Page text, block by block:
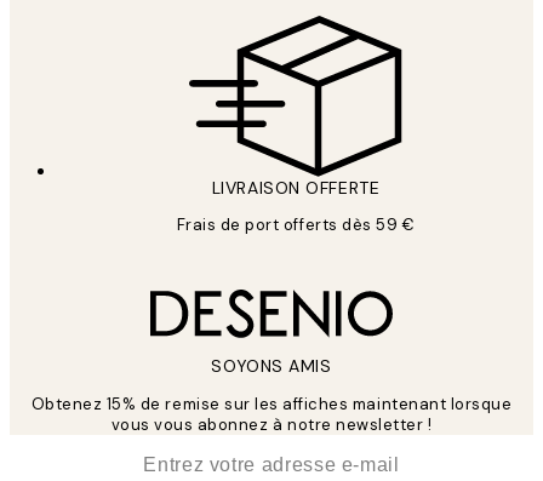
LIVRAISON OFFERTE
Frais de port offerts dès 59 €
SOYONS AMIS
Obtenez 15% de remise sur les affiches maintenant lorsque
vous vous abonnez à notre newsletter !